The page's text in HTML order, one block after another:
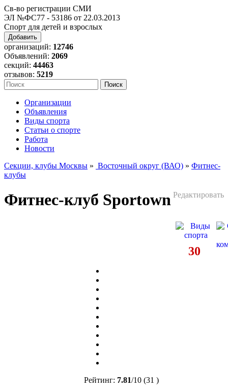
Св-во регистрации СМИ
ЭЛ №ФС77 - 53186 от 22.03.2013
Спорт для детей и взрослых
Добавить
организаций: 12746
Объявлений: 2069
секций: 44463
отзывов: 5219
Организации
Объявления
Виды спорта
Статьи о спорте
Работа
Новости
Секции, клубы Москвы » Восточный округ (ВАО) » Фитнес-
клубы
Редактировать
Фитнес-клуб Sportown
30
Рейтинг: 7.81/10 (31 )